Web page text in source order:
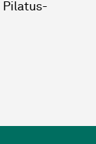
Pilatus-